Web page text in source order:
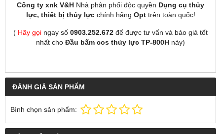
Công ty xnk V&H Nhà phân phối độc quyền Dụng cụ thủy
lực, thiết bị thủy lực chính hãng Opt trên toàn quốc!
( Hãy gọi ngay số 0903.252.672 để được tư vấn và báo giá tốt
nhất cho Đầu bấm cos thủy lực TP-800H này)
ĐÁNH GIÁ SẢN PHẨM
Bình chọn sản phẩm: